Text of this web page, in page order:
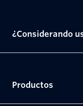
¿Considerando
Productos